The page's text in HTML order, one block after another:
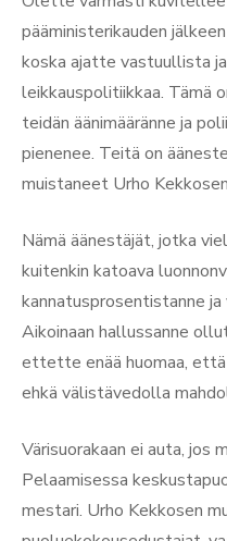
pääministerikauden
koska ajatte vastuullista
leikkauspolitiikkaa. Tämä
teidän äänimääränne ja
pienenee. Teitä on
muistaneet Urho
Nämä äänestäjät, jotka
kuitenkin katoava
kannatusprosentistanne
Aikoinaan hallussanne
ettette enää huomaa,
ehkä välistävedolla
Värisuorakaan ei auta, jos
Pelaamisessa
mestari. Urho Kekkosen